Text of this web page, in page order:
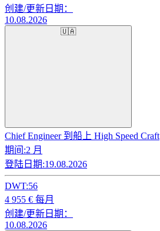
创建/更新日期：
10.08.2026
🇺🇦
Chief Engineer 到船上 High Speed Craft
期间:2 月
登陆日期:19.08.2026
DWT:56
4 955 € 每月
创建/更新日期：
10.08.2026